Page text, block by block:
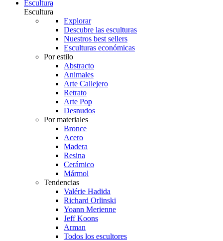
Escultura
Escultura
Explorar
Descubre las esculturas
Nuestros best sellers
Esculturas económicas
Por estilo
Abstracto
Animales
Arte Callejero
Retrato
Arte Pop
Desnudos
Por materiales
Bronce
Acero
Madera
Resina
Cerámico
Mármol
Tendencias
Valérie Hadida
Richard Orlinski
Yoann Merienne
Jeff Koons
Arman
Todos los escultores